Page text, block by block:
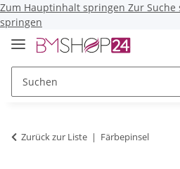
Zum Hauptinhalt springen Zur Suche
springen
Zurück zur Liste Färbepinsel